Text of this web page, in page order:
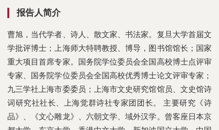
报告人简介
曹旭，当代学者、诗人、散文家、书法家。复旦大学首届文
学批评博士；上海师大特聘教授、博导，图书馆馆长；国家
重大项目首席专家。国务院学位委员会全国高校博士点评审
专家、国务院学位委员会全国高校优秀博士论文评审专家；
九三学社上海市委委员；上海市文史研究馆馆员、文史馆诗
词研究社社长、上海觉群诗社专家团团长。 主要研究《诗
品》、《文心雕龙》、六朝文学、域外汉学。曾客座日本京